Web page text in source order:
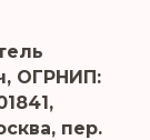
ОГРНИП:
пер.